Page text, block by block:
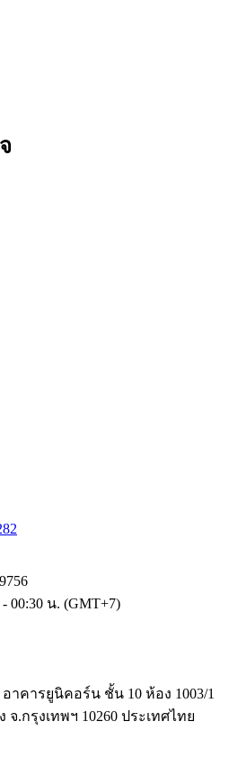
00:30 น. (GMT+7)
าคารยูนิคอร์น ชั้น 10 ห้อง 1003/1
.กรุงเทพฯ 10260 ประเทศไทย